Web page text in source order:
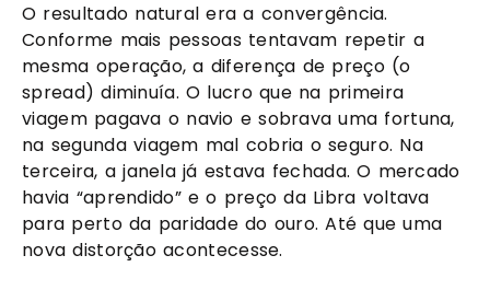
O resultado natural era a convergência.
Conforme mais pessoas tentavam repetir a
mesma operação, a diferença de preço (o
spread) diminuía. O lucro que na primeira
viagem pagava o navio e sobrava uma fortuna,
na segunda viagem mal cobria o seguro. Na
terceira, a janela já estava fechada. O mercado
havia “aprendido” e o preço da Libra voltava
para perto da paridade do ouro. Até que uma
nova distorção acontecesse.